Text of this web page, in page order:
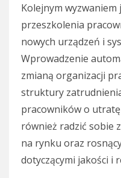
Kolejnym
przeszkolenia
nowych urządzeń i
Wprowadzenie
zmianą organizacji
struktury
pracowników o utratę
również radzić sobie
na rynku oraz
dotyczącymi jakości i